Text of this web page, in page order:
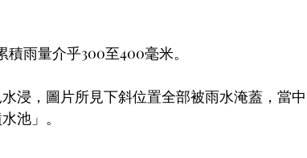
雨量介乎300至400毫米。
浸，圖片所見下斜位置全部被雨水淹蓋，當中
池」。